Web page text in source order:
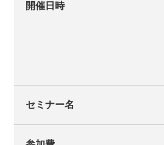
開催日時
セミナー名